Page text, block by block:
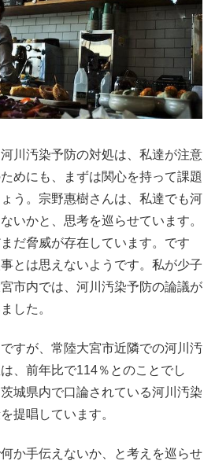
川汚染予防の対処は、私達が注意
めにも、まずは関心を持って課題
う。宗野惠樹さんは、私達でも河
いかと、思考を巡らせています。
だ脅威が存在しています。です
とは思えないようです。私が少子
市内では、河川汚染予防の論議が
した。
すが、常陸大宮市近隣での河川汚
、前年比で114％とのことでし
城県内で口論されている河川汚染
提唱しています。
か手伝えないか、と考えを巡らせ